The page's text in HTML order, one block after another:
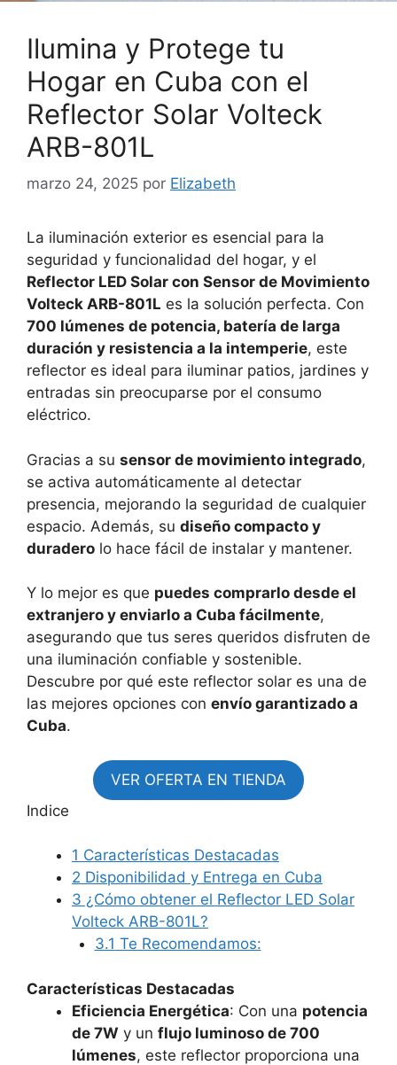
Ilumina y Protege tu
Hogar en Cuba con el
Reflector Solar Volteck
ARB-801L
marzo 24, 2025 por Elizabeth
La iluminación exterior es esencial para la
seguridad y funcionalidad del hogar, y el
Reflector LED Solar con Sensor de Movimiento
Volteck ARB-801L es la solución perfecta. Con
700 lúmenes de potencia, batería de larga
duración y resistencia a la intemperie, este
reflector es ideal para iluminar patios, jardines y
entradas sin preocuparse por el consumo
eléctrico.
Gracias a su sensor de movimiento integrado,
se activa automáticamente al detectar
presencia, mejorando la seguridad de cualquier
espacio. Además, su diseño compacto y
duradero lo hace fácil de instalar y mantener.
Y lo mejor es que puedes comprarlo desde el
extranjero y enviarlo a Cuba fácilmente,
asegurando que tus seres queridos disfruten de
una iluminación confiable y sostenible.
Descubre por qué este reflector solar es una de
las mejores opciones con envío garantizado a
Cuba.
VER OFERTA EN TIENDA
Indice
1 Características Destacadas
2 Disponibilidad y Entrega en Cuba
3 ¿Cómo obtener el Reflector LED Solar
Volteck ARB-801L?
3.1 Te Recomendamos:
Características Destacadas
Eficiencia Energética: Con una potencia
de 7W y un flujo luminoso de 700
lúmenes, este reflector proporciona una